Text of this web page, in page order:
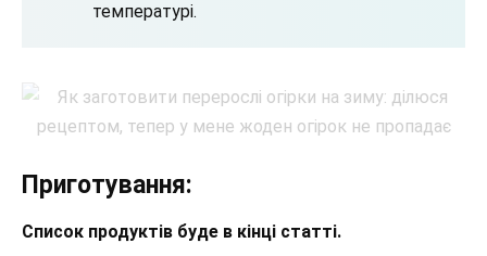
температурі.
Приготування:
Список продуктів буде в кінці статті.